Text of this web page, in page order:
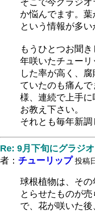
か悩んでます。
という情報が多い
もうひとつお聞
年咲いたチュー
した率が高く、
ていたのも痛ん
様、連続で上手
お教え下さい。
それとも毎年新調
Re: 9月下旬にグラジ
者： チューリップ 投稿
球根植物は、そ
とらせたものが
で、花が咲いた